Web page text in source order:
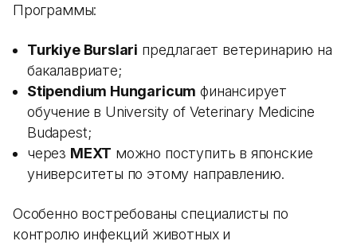
Программы:
Turkiye Burslari предлагает ветеринарию на
бакалавриате;
Stipendium Hungaricum финансирует
обучение в University of Veterinary Medicine
Budapest;
через MEXT можно поступить в японские
университеты по этому направлению.
Особенно востребованы специалисты по
контролю инфекций животных и